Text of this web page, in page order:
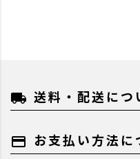
local_shipping 送料・配送につ
payment お支払い方法に